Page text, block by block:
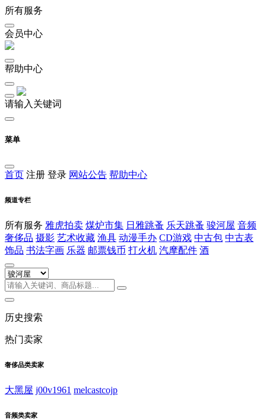
所有服务
会员中心
帮助中心
请输入关键词
菜单
首页 注册 登录 网站公告 帮助中心
频道专栏
所有服务 雅虎拍卖 煤炉市集 日雅跳蚤 乐天跳蚤 骏河屋 音频
奢侈品 摄影 艺术收藏 渔具 动漫手办 CD游戏 中古包 中古表
饰品 书法字画 乐器 邮票钱币 打火机 汽摩配件 酒
历史搜索
热门卖家
奢侈品类卖家
大黑屋 j00v1961 melcastcojp
音频类卖家